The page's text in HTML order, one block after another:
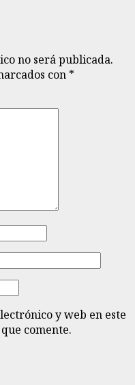
no será publicada.
con *
y web en este
comente.